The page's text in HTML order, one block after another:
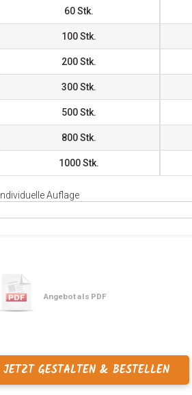
60Stk.
100Stk.
200Stk.
300Stk.
500Stk.
800Stk.
1000Stk.
Individuelle Auflage
Angebot als PDF
JETZT GESTALTEN & BESTELLEN